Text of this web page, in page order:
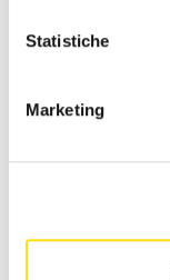
Statistiche
Marketing